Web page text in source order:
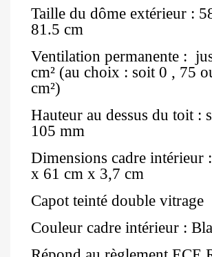
Taille du dôme extérieur :
81.5 cm
Ventilation permanente :
cm² (au choix : soit 0 , 75
cm²)
Hauteur au dessus du toit :
105 mm
Dimensions cadre intérieur
x 61 cm x 3,7 cm
Capot teinté double vitrage
Couleur cadre intérieur :